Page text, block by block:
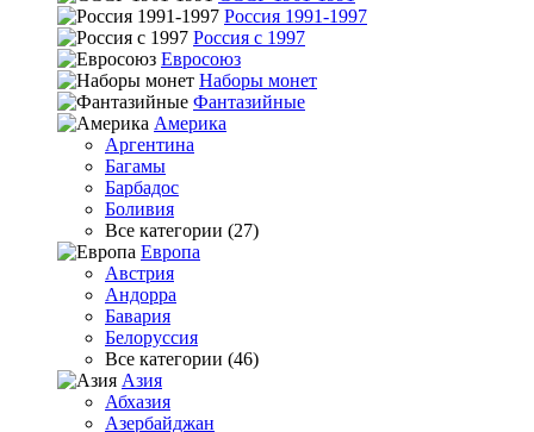
Россия 1991-1997
Россия с 1997
Евросоюз
Наборы монет
Фантазийные
Америка
Аргентина
Багамы
Барбадос
Боливия
Все категории (27)
Европа
Австрия
Андорра
Бавария
Белоруссия
Все категории (46)
Азия
Абхазия
Азербайджан